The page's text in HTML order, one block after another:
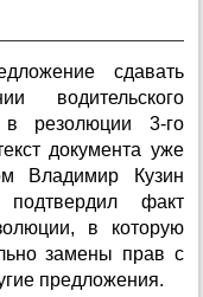
сдавать
водительского
в резолюции 3-го
документа уже
Владимир Кузин
факт
в которую
замены прав с
предложения.